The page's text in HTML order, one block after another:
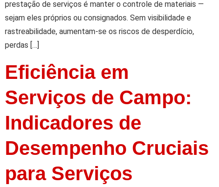
prestação de serviços é manter o controle de materiais —
sejam eles próprios ou consignados. Sem visibilidade e
rastreabilidade, aumentam-se os riscos de desperdício,
perdas […]
Eficiência em
Serviços de Campo:
Indicadores de
Desempenho Cruciais
para Serviços